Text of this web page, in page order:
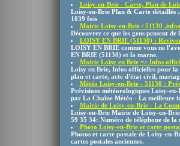
Loisy-en-Brie - Carte, Plan de
Loisy-en-Brie Plan & Carte détaillés
1039 fois
Mairie Loisy-en-Brie / 51130
Découvrez ce que les gens pensent
LOISY EN BRIE (51130) :
LOISY EN BRIE comme vous ne
EN BRIE (51130) et la marne.
Mairie Loisy en Brie => Infos
Loisy en Brie, Infos officielles pour la
plan et carte, acte d'état civil,
Météo Loisy-en-Brie - 51130 :
Prévisions météorologiques Loisy-
par La Chaîne Météo - La meilleure
Mairie de Loisy-en-Brie - La
Loisy-en-Brie Mairie de Loisy-en-
59 35 34: Numéro de téléphone de
Photo Loisy-en-Brie et carte
Photos et carte postale de Loisy-en-
cartes postales anciennes.